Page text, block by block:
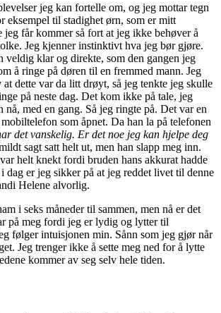
jeg kan fortelle om, og jeg mottar tegn
eksempel til stadighet ørn, som er mitt
jeg får kommer så fort at jeg ikke behøver å
Jeg kjenner instinktivt hva jeg bør gjøre.
veldig klar og direkte, som den gangen jeg
å ringe på døren til en fremmed mann. Jeg
at dette var da litt drøyt, så jeg tenkte jeg skulle
på neste dag. Det kom ikke på tale, jeg
nå, med en gang. Så jeg ringte på. Det var en
som åpnet. Da han la på telefonen
det vanskelig. Er det noe jeg kan hjelpe deg
sagt satt helt ut, men han slapp meg inn.
helt knekt fordi bruden hans akkurat hadde
dag er jeg sikker på at jeg reddet livet til denne
Helene alvorlig.
i seks måneder til sammen, men nå er det
på meg fordi jeg er lydig og lytter til
følger intuisjonen min. Sånn som jeg gjør når
Jeg trenger ikke å sette meg ned for å lytte
kommer av seg selv hele tiden.